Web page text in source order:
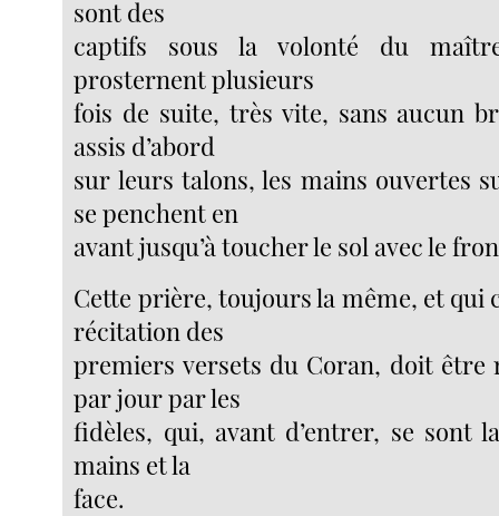
sont des
captifs sous la volonté du
prosternent plusieurs
fois de suite, très vite, sans aucun
assis d’abord
sur leurs talons, les mains ouvertes
se penchent en
avant jusqu’à toucher le sol avec le
Cette prière, toujours la même, et qui
récitation des
premiers versets du Coran, doit être
par jour par les
fidèles, qui, avant d’entrer, se sont
mains et la
face.